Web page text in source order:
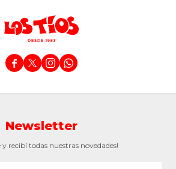
   
Newsletter
y recibí todas nuestras novedades!